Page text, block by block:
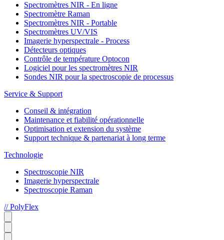
Spectromètres NIR - En ligne
Spectromètre Raman
Spectromètres NIR - Portable
Spectromètres UV/VIS
Imagerie hyperspectrale - Process
Détecteurs optiques
Contrôle de température Optocon
Logiciel pour les spectromètres NIR
Sondes NIR pour la spectroscopie de processus
Service & Support
Conseil & intégration
Maintenance et fiabilité opérationnelle
Optimisation et extension du système
Support technique & partenariat à long terme
Technologie
Spectroscopie NIR
Imagerie hyperspectrale
Spectroscopie Raman
// PolyFlex